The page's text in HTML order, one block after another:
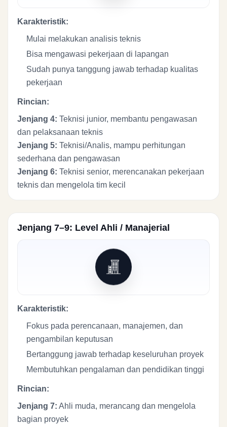
Karakteristik:
Mulai melakukan analisis teknis
Bisa mengawasi pekerjaan di lapangan
Sudah punya tanggung jawab terhadap kualitas
pekerjaan
Rincian:
Jenjang 4: Teknisi junior, membantu pengawasan
dan pelaksanaan teknis
Jenjang 5: Teknisi/Analis, mampu perhitungan
sederhana dan pengawasan
Jenjang 6: Teknisi senior, merencanakan pekerjaan
teknis dan mengelola tim kecil
Jenjang 7–9: Level Ahli / Manajerial
Karakteristik:
Fokus pada perencanaan, manajemen, dan
pengambilan keputusan
Bertanggung jawab terhadap keseluruhan proyek
Membutuhkan pengalaman dan pendidikan tinggi
Rincian:
Jenjang 7: Ahli muda, merancang dan mengelola
bagian proyek